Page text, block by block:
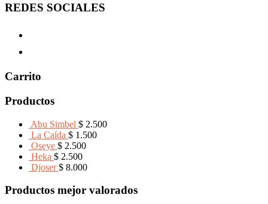
REDES SOCIALES
Carrito
Productos
Abu Simbel $ 2.500
La Caída $ 1.500
Oseye $ 2.500
Heka $ 2.500
Djoser $ 8.000
Productos mejor valorados